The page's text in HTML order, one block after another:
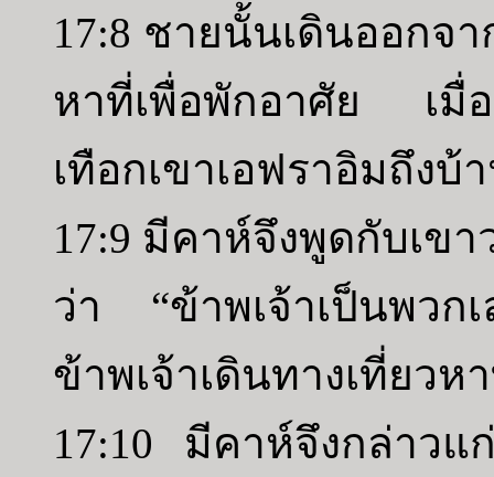
17:8 ชายนั้นเดินออกจา
หาที่เพื่อพักอาศัย เมื่อ
เทือกเขาเอฟราอิมถึงบ้
17:9 มีคาห์จึงพูดกับเข
ว่า “ข้าพเจ้าเป็นพวกเ
ข้าพเจ้าเดินทางเที่ยวห
17:10 มีคาห์จึงกล่าวแ